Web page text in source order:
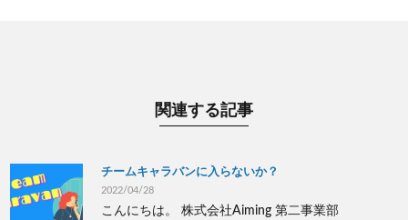
関連する記事
チームキャラバンに入らないか？
2022/04/28
こんにちは。 株式会社Aiming 第二事業部